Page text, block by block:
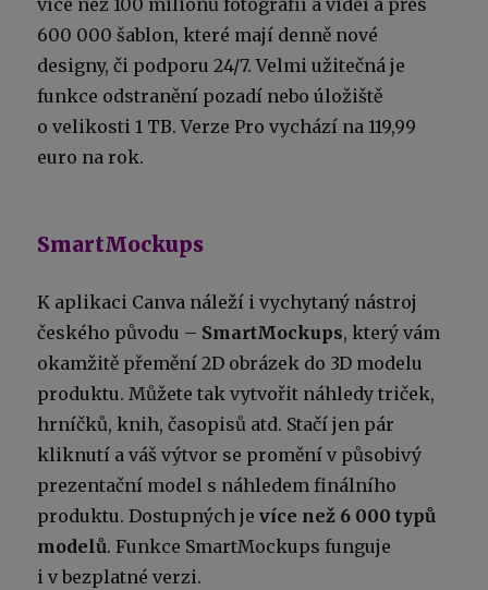
více než 100 milionů fotografií a videí a přes
600 000 šablon, které mají denně nové
designy, či podporu 24/7. Velmi užitečná je
funkce odstranění pozadí nebo úložiště
o velikosti 1 TB. Verze Pro vychází na 119,99
euro na rok.
SmartMockups
K aplikaci Canva náleží i vychytaný nástroj
českého původu – SmartMockups, který vám
okamžitě přemění 2D obrázek do 3D modelu
produktu. Můžete tak vytvořit náhledy triček,
hrníčků, knih, časopisů atd. Stačí jen pár
kliknutí a váš výtvor se promění v působivý
prezentační model s náhledem finálního
produktu. Dostupných jevíce než 6 000 typů
modelů. Funkce SmartMockups funguje
i v bezplatné verzi.